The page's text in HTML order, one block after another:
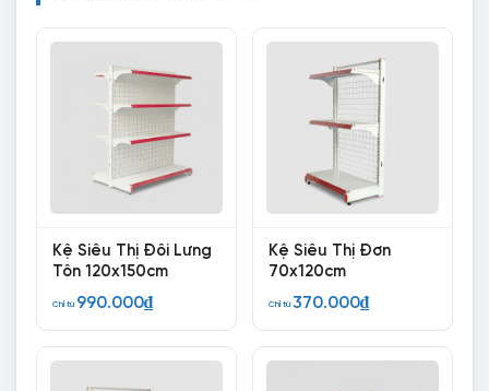
Kệ Siêu Thị Đôi Lưng
Tôn 120x150cm
Chỉ từ 990.000₫
Kệ Siêu Thị Đơn
70x120cm
Chỉ từ 370.000₫